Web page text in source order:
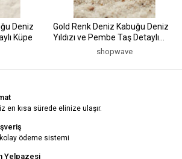
Deniz
Küpe
Gold Renk Deniz Kabuğu Deniz
Yıldızı ve Pembe Taş Detaylı
shopwave
en kısa sürede elinize ulaşır.
ödeme sistemi
Yelpazesi